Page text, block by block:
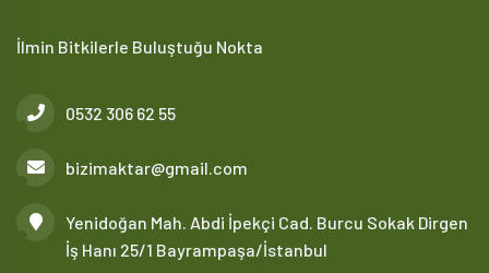
İlmin Bitkilerle Buluştuğu Nokta
0532 306 62 55
bizimaktar@gmail.com
Yenidoğan Mah. Abdi İpekçi Cad. Burcu Sokak Dirgen
İş Hanı 25/1 Bayrampaşa/İstanbul